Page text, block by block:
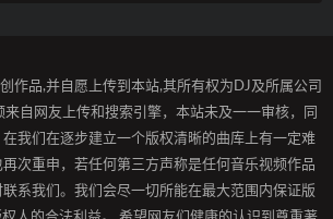
作品,并自愿上传到本站,其所有权为DJ及所属公司
自网友上传和搜索引擎，本站未及一一审核，同
我们在逐步建立一个版权清晰的曲库上有一定难
次重申，若任何第三方声称是任何音乐视频作品
系我们。我们会尽一切所能在最大范围内保证版